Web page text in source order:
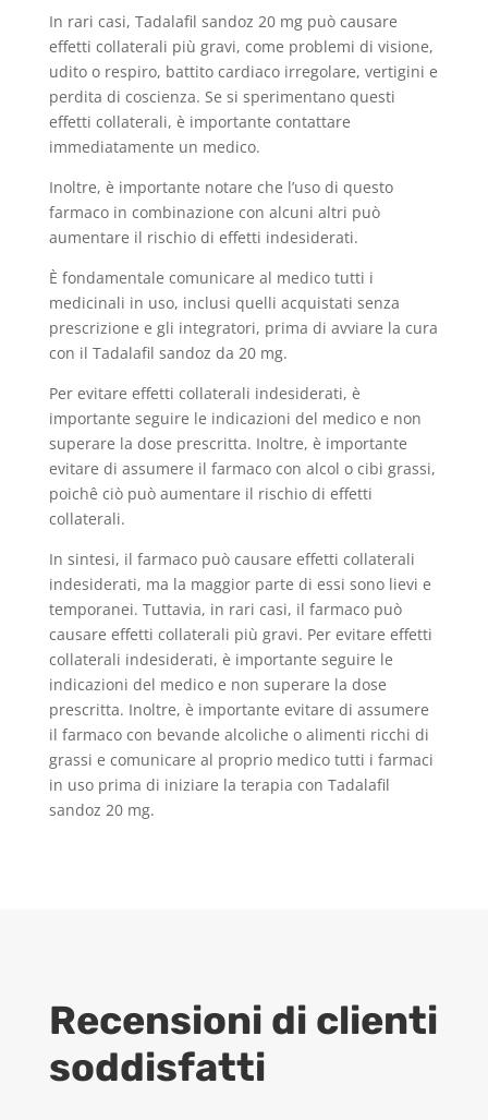
In rari casi, Tadalafil sandoz 20 mg può causare
effetti collaterali più gravi, come problemi di visione,
udito o respiro, battito cardiaco irregolare, vertigini e
perdita di coscienza. Se si sperimentano questi
effetti collaterali, è importante contattare
immediatamente un medico.
Inoltre, è importante notare che l’uso di questo
farmaco in combinazione con alcuni altri può
aumentare il rischio di effetti indesiderati.
È fondamentale comunicare al medico tutti i
medicinali in uso, inclusi quelli acquistati senza
prescrizione e gli integratori, prima di avviare la cura
con il Tadalafil sandoz da 20 mg.
Per evitare effetti collaterali indesiderati, è
importante seguire le indicazioni del medico e non
superare la dose prescritta. Inoltre, è importante
evitare di assumere il farmaco con alcol o cibi grassi,
poichê ciò può aumentare il rischio di effetti
collaterali.
In sintesi, il farmaco può causare effetti collaterali
indesiderati, ma la maggior parte di essi sono lievi e
temporanei. Tuttavia, in rari casi, il farmaco può
causare effetti collaterali più gravi. Per evitare effetti
collaterali indesiderati, è importante seguire le
indicazioni del medico e non superare la dose
prescritta. Inoltre, è importante evitare di assumere
il farmaco con bevande alcoliche o alimenti ricchi di
grassi e comunicare al proprio medico tutti i farmaci
in uso prima di iniziare la terapia con Tadalafil
sandoz 20 mg.
Recensioni di clienti
soddisfatti